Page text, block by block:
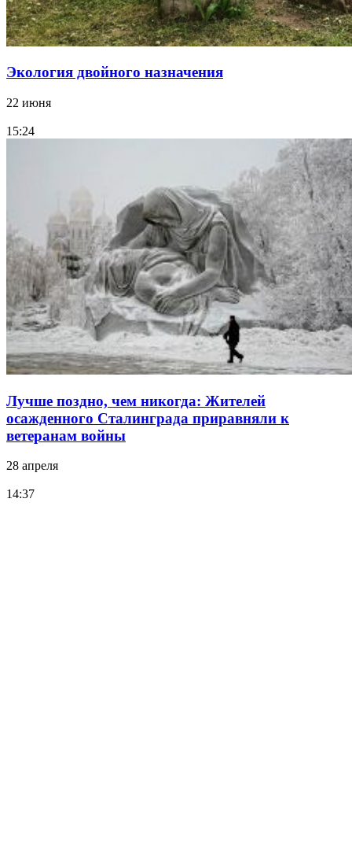
Экология двойного назначения
22 июня
15:24
Лучше поздно, чем никогда: Жителей
осажденного Сталинграда приравняли к
ветеранам войны
28 апреля
14:37